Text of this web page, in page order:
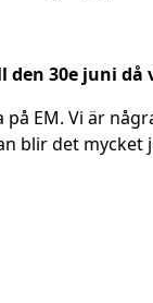
30e juni
EM. Vi är
blir det